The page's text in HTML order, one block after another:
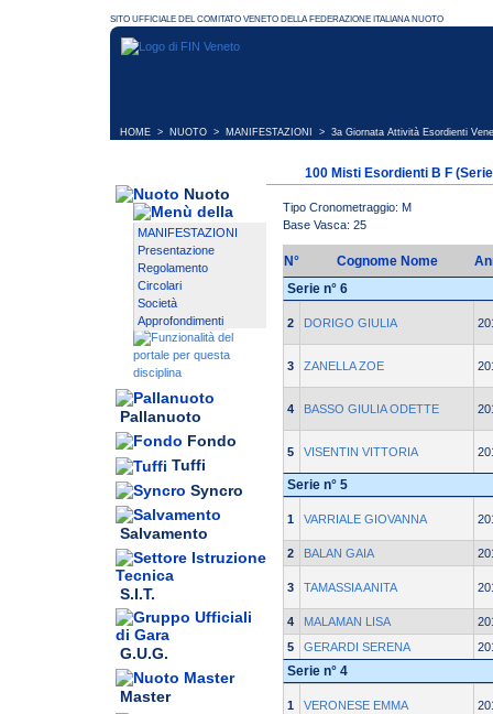
HOME > NUOTO > MANIFESTAZIONI > 3a Giornata Attività Esordienti
Nuoto
MANIFESTAZIONI
Presentazione
Regolamento
Circolari
Società
Approfondimenti
Pallanuoto
Fondo
Tuffi
Syncro
Salvamento
S.I.T.
G.U.G.
Master
100 Misti Esordienti B F
Tipo Cronometraggio: M
Base Vasca: 25
N° Cognome Nome
Serie n° 6
2 DORIGO GIULIA
3 ZANELLA ZOE
4 BASSO GIULIA ODETTE
5 VISENTIN VITTORIA
Serie n° 5
1 VARRIALE GIOVANNA
2 BALAN GAIA
3 TAMASSIA ANITA
4 MALAMAN LISA
5
GERARDI SERENA
Serie n° 4
1 VERONESE EMMA